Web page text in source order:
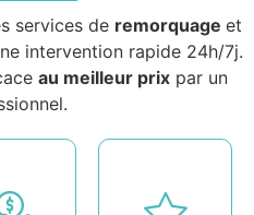
services de remorquage et
intervention rapide 24h/7j.
au meilleur prixpar un